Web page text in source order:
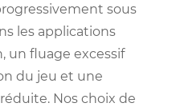
sous
les applications
un fluage excessif
du jeu et une
Nos choix de